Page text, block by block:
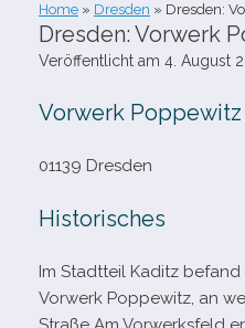
Home » Dresden » Dresden:
Dresden: Vorwerk
Veröffentlicht am 4. August
Vorwerk Poppewitz
01139 Dresden
Historisches
Im Stadtteil Kaditz
Vorwerk Poppewitz, an